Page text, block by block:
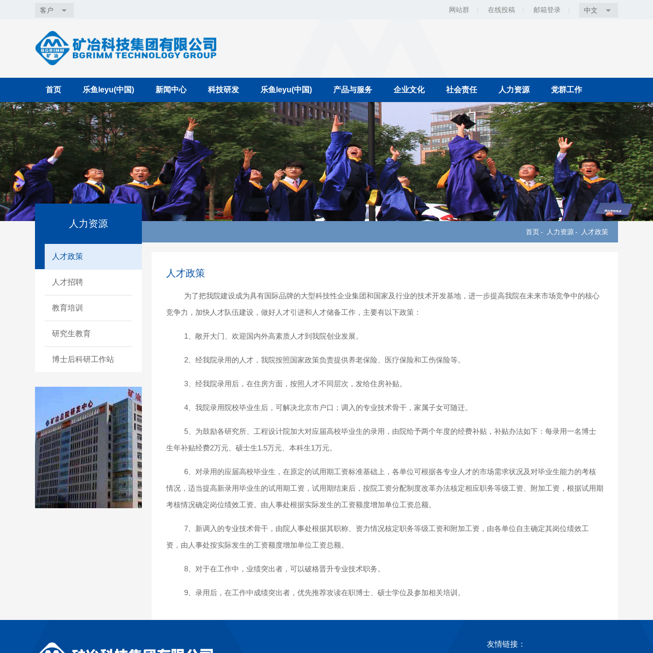
客户 网站群 在线投稿 邮箱登录 中文
首页 乐鱼leyu(中国) 新闻中心 科技研发 乐鱼leyu(中国) 产品与服务 企业文化 社会责任 人力资源 党群工作
首页- 人力资源- 人才政策
人力资源
人才政策
人才招聘
教育培训
研究生教育
博士后科研工作站
人才政策
为了把我院建设成为具有国际品牌的大型科技性企业集团和国家及行业的技术开发基地，进一步提高我院在未来市场竞争中的核心
竞争力，加快人才队伍建设，做好人才引进和人才储备工作，主要有以下政策：
1、敞开大门、欢迎国内外高素质人才到我院创业发展。
2、经我院录用的人才，我院按照国家政策负责提供养老保险、医疗保险和工伤保险等。
3、经我院录用后，在住房方面，按照人才不同层次，发给住房补贴。
4、我院录用院校毕业生后，可解决北京市户口；调入的专业技术骨干，家属子女可随迁。
5、为鼓励各研究所、工程设计院加大对应届高校毕业生的录用，由院给予两个年度的经费补贴，补贴办法如下：每录用一名博士
生年补贴经费2万元、硕士生1.5万元、本科生1万元。
6、对录用的应届高校毕业生，在原定的试用期工资标准基础上，各单位可根据各专业人才的市场需求状况及对毕业生能力的考核
情况，适当提高新录用毕业生的试用期工资，试用期结束后，按院工资分配制度改革办法核定相应职务等级工资、附加工资，根据试用期
考核情况确定岗位绩效工资。由人事处根据实际发生的工资额度增加单位工资总额。
7、新调入的专业技术骨干，由院人事处根据其职称、资力情况核定职务等级工资和附加工资，由各单位自主确定其岗位绩效工
资，由人事处按实际发生的工资额度增加单位工资总额。
8、对于在工作中，业绩突出者，可以破格晋升专业技术职务。
9、录用后，在工作中成绩突出者，优先推荐攻读在职博士、硕士学位及参加相关培训。
友情链接：